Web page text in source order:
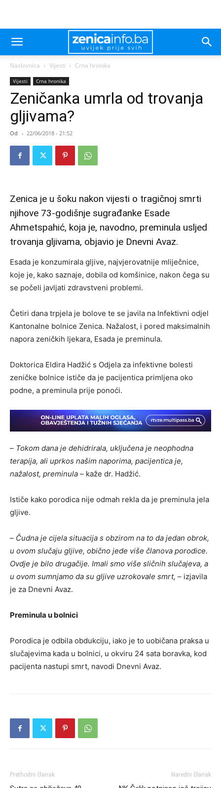
Naslovnica Vijesti Crna hronika
Vijesti Crna hronika
Zeničanka umrla od trovanja
gljivama?
Od - 22/06/2018 - 21:52
Zenica je u šoku nakon vijesti o tragičnoj smrti
njihove 73-godišnje sugrađanke Esade
Ahmetspahić, koja je, navodno, preminula usljed
trovanja gljivama, objavio je Dnevni Avaz.
Esada je konzumirala gljive, najvjerovatnije mliječnice,
koje je, kako saznaje, dobila od komšinice, nakon čega su
se počeli javljati zdravstveni problemi.
Četiri dana trpjela je bolove te se javila na Infektivni odjel
Kantonalne bolnice Zenica. Nažalost, i pored maksimalnih
napora zeničkih ljekara, Esada je preminula.
Doktorica Eldira Hadžić s Odjela za infektivne bolesti
zeničke bolnice ističe da je pacijentica primljena oko
podne, a preminula prije ponoći.
– Tokom dana je dehidrirala, uključena je neophodna
terapija, ali uprkos našim naporima, pacijentica je,
nažalost, preminula – kaže dr. Hadžić.
Ističe kako porodica nije odmah rekla da je preminula jela
gljive.
– Čudna je cijela situacija s obzirom na to da jedan obrok,
u ovom slučaju gljive, obično jede više članova porodice.
Ovdje je bilo drugačije. Imali smo više sličnih slučajeva, a
u ovom sumnjamo da su gljive uzrokovale smrt, – izjavila
je za Dnevni Avaz.
Preminula u bolnici
Porodica je odbila obdukciju, iako je to uobičana praksa u
slučajevima kada u bolnici, u okviru 24 sata boravka, kod
pacijenta nastupi smrt, navodi Dnevni Avaz.
Prethodni članak Naredni članak